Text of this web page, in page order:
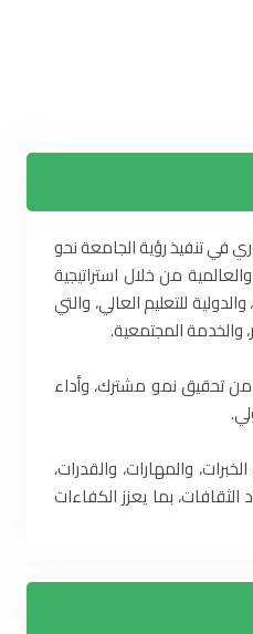
في تنفيذ رؤية الجامعة نحو
من خلال استراتيجية
للتعليم العالي، والتي
والخدمة المجتمعية.
من تحقيق نمو مشترك، وأداء
والمهارات، والقدرات،
بما يعزز الكفاءات